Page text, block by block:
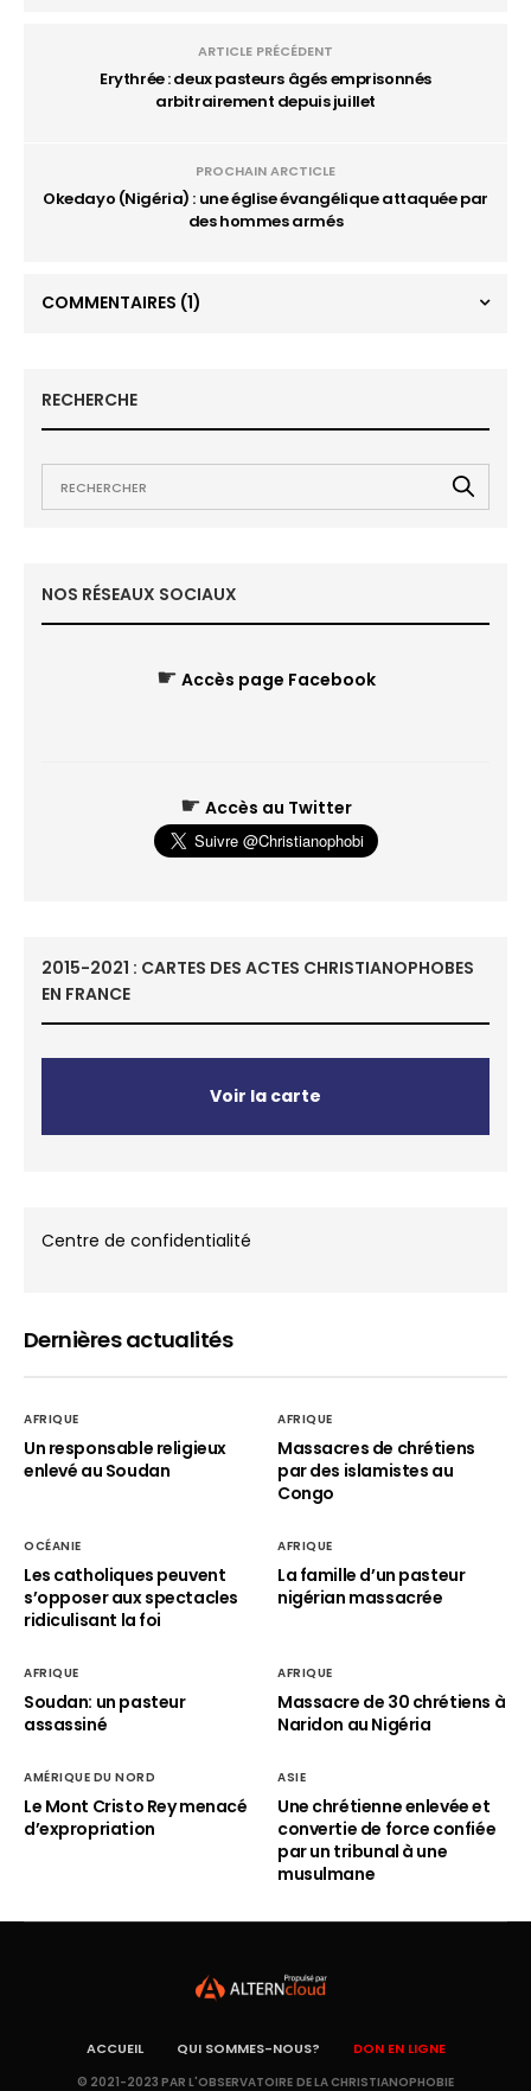
ARTICLE PRÉCÉDENT
Erythrée : deux pasteurs âgés emprisonnés
arbitrairement depuis juillet
PROCHAIN ARCTICLE
Okedayo (Nigéria) : une église évangélique attaquée par
des hommes armés
COMMENTAIRES (1)
RECHERCHE
NOS RÉSEAUX SOCIAUX
☛ Accès page Facebook
☛ Accès au Twitter
2015-2021 : CARTES DES ACTES CHRISTIANOPHOBES
EN FRANCE
Voir la carte
Centre de confidentialité
Dernières actualités
AFRIQUE
Un responsable religieux
enlevé au Soudan
AFRIQUE
Massacres de chrétiens
par des islamistes au
Congo
OCÉANIE
Les catholiques peuvent
s’opposer aux spectacles
ridiculisant la foi
AFRIQUE
La famille d’un pasteur
nigérian massacrée
AFRIQUE
Soudan: un pasteur
assassiné
AFRIQUE
Massacre de 30 chrétiens à
Naridon au Nigéria
AMÉRIQUE DU NORD
Le Mont Cristo Rey menacé
d’expropriation
ASIE
Une chrétienne enlevée et
convertie de force confiée
par un tribunal à une
musulmane
ACCUEIL QUI SOMMES-NOUS? DON EN LIGNE
© 2021-2023 PAR L'OBSERVATOIRE DE LA CHRISTIANOPHOBIE